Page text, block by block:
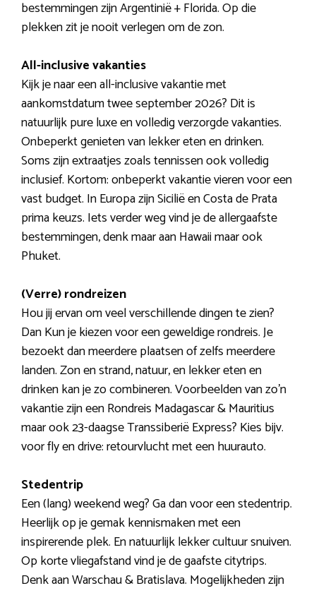
bestemmingen zijn Argentinië + Florida. Op die
plekken zit je nooit verlegen om de zon.
All-inclusive vakanties
Kijk je naar een all-inclusive vakantie met
aankomstdatum twee september 2026? Dit is
natuurlijk pure luxe en volledig verzorgde vakanties.
Onbeperkt genieten van lekker eten en drinken.
Soms zijn extraatjes zoals tennissen ook volledig
inclusief. Kortom: onbeperkt vakantie vieren voor een
vast budget. In Europa zijn Sicilië en Costa de Prata
prima keuzs. Iets verder weg vind je de allergaafste
bestemmingen, denk maar aan Hawaii maar ook
Phuket.
(Verre) rondreizen
Hou jij ervan om veel verschillende dingen te zien?
Dan Kun je kiezen voor een geweldige rondreis. Je
bezoekt dan meerdere plaatsen of zelfs meerdere
landen. Zon en strand, natuur, en lekker eten en
drinken kan je zo combineren. Voorbeelden van zo’n
vakantie zijn een Rondreis Madagascar & Mauritius
maar ook 23-daagse Transsiberië Express? Kies bijv.
voor fly en drive: retourvlucht met een huurauto.
Stedentrip
Een (lang) weekend weg? Ga dan voor een stedentrip.
Heerlijk op je gemak kennismaken met een
inspirerende plek. En natuurlijk lekker cultuur snuiven.
Op korte vliegafstand vind je de gaafste citytrips.
Denk aan Warschau & Bratislava. Mogelijkheden zijn